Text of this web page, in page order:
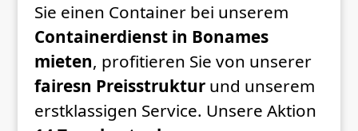
Sie einen Container bei unserem
Containerdienst in Bonames
mieten, profitieren Sie von unserer
fairesn Preisstrukturund unserem
erstklassigen Service. Unsere Aktion